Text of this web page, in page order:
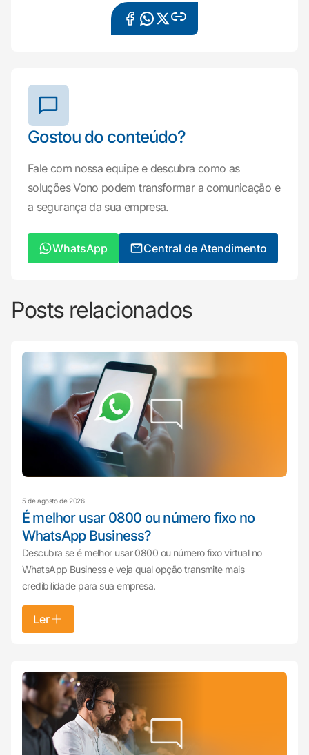
Gostou do conteúdo?
Fale com nossa equipe e descubra como as
soluções Vono podem transformar a comunicação e
a segurança da sua empresa.
WhatsApp Central de Atendimento
Posts relacionados
5 de agosto de 2026
É melhor usar 0800 ou número fixo no
WhatsApp Business?
Descubra se é melhor usar 0800 ou número fixo virtual no
WhatsApp Business e veja qual opção transmite mais
credibilidade para sua empresa.
Ler